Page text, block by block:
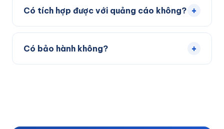
động. Bạn có thể dùng dịch vụ hosting của chúng
tôi hoặc nhà cung cấp khác.
Có tích hợp được với quảng cáo không? +
Có. Chúng tôi cài sẵn Meta Pixel, Google Analytics
4 và sự kiện chuyển đổi để bạn đo lường hiệu quả
từng chiến dịch.
Có bảo hành không? +